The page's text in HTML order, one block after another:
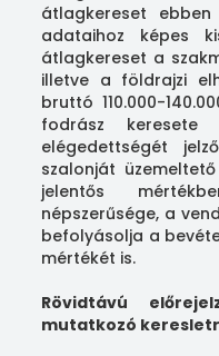
átlagkereset
adataihoz képes
átlagkereset a
illetve a földrajzi
bruttó 110.000-
fodrász keresete
elégedettségét
szalonját
jelentős
népszerűsége, a
befolyásolja a
mértékét is.
Rövidtávú
mutatkozó